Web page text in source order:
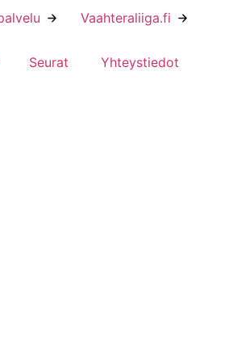
Vaahteraliiga.fi
Seurat Yhteystiedot